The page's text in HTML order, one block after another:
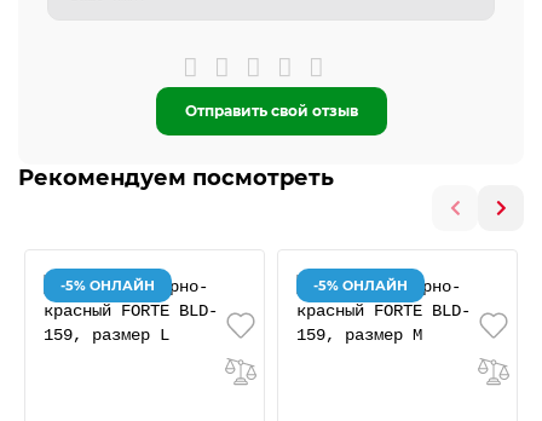
Отправить свой отзыв
Рекомендуем посмотреть
-5% ОНЛАЙН -5% ОНЛАЙН